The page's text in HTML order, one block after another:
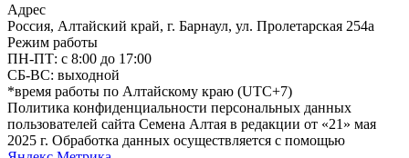
Адрес
Россия, Алтайский край, г. Барнаул, ул. Пролетарская 254а
Режим работы
ПН-ПТ: с 8:00 до 17:00
СБ-ВС: выходной
*время работы по Алтайскому краю (UTC+7)
Политика конфиденциальности персональных данных
пользователей сайта Семена Алтая в редакции от «21» мая
2025 г. Обработка данных осуществляется с помощью